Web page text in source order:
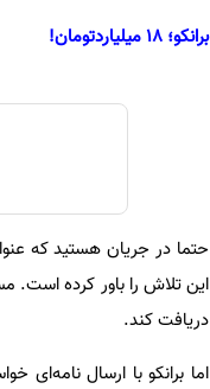
برانکو؛ 18 میلیاردتومان!
حتما در جریان هستید که
این تلاش را باور کرده است.
دریافت کند.
اما برانکو با ارسال نامه‌ای